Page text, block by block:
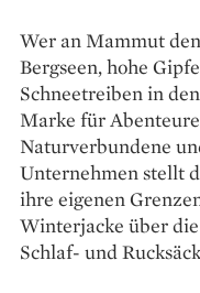
Wer an Mammut
Bergseen, hohe
Schneetreiben in
Marke für
Naturverbundene
Unternehmen stellt
ihre eigenen
Winterjacke über
Schlaf- und